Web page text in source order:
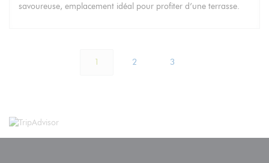
savoureuse, emplacement idéal pour profiter d’une terrasse.
1 2 3